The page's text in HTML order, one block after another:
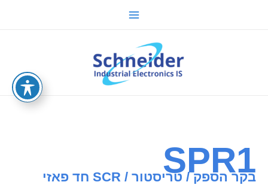
Main
SPR1
בקר הספק / טריסטור / SCR חד פאזי